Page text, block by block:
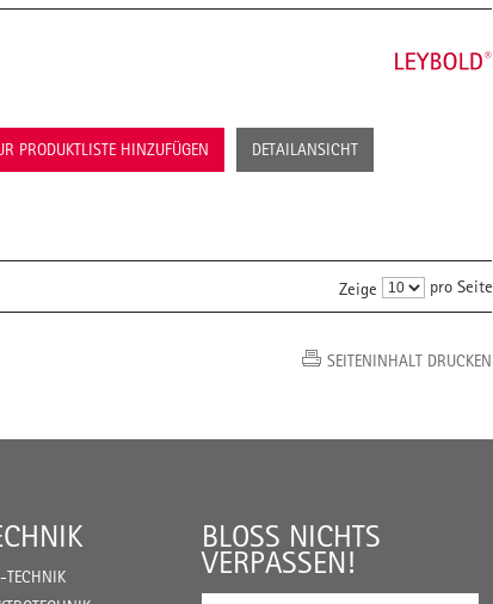
PRODUKTLISTE HINZUFÜGEN DETAILANSICHT
Zeige pro Seite
SEITENINHALT DRUCKEN
TECHNIK
BLOSS NICHTS V
ERPASSEN!